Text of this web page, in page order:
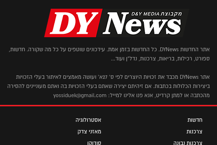
אתר החדשות DYNews. כל החדשות בזמן אמת. עידכונים שוטפים על כל מה שקורה. חדשות,
ספורט, רכילות, בריאות, צרכנות, נדל"ן ועוד...
אתר DYNews מכבד את זכויות היוצרים לפי ס' 27א' ועושה מאמצים לאיתור בעלי הזכויות
ביצירות הכלולות בכתבות. אם זיהיתם יצירה שאתם בעלי הזכויות בה ואתם מעוניינים להסירה
מהכתבה או למתן קרדיט, אנא פנו אלינו למייל: yossiduek@gmail.com
חדשות
צרכנות
צרכנות נבונה
אסטרולוגיה
מאזני צדק
סודוקו